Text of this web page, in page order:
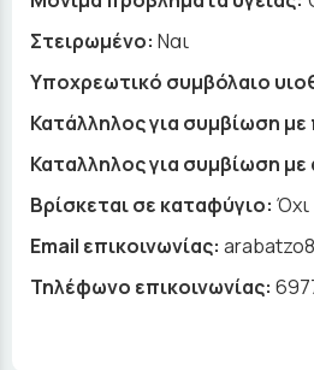
Στειρωμένο: Ναι
Υποχρεωτικό συμβόλαιο
Κατάλληλος για συμβίωση με
Καταλληλος για συμβίωση
Βρίσκεται σε καταφύγιο: Όχι
Email επικοινωνίας:
Τηλέφωνο επικοινωνίας: